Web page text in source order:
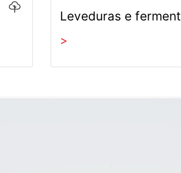
Leveduras e
>